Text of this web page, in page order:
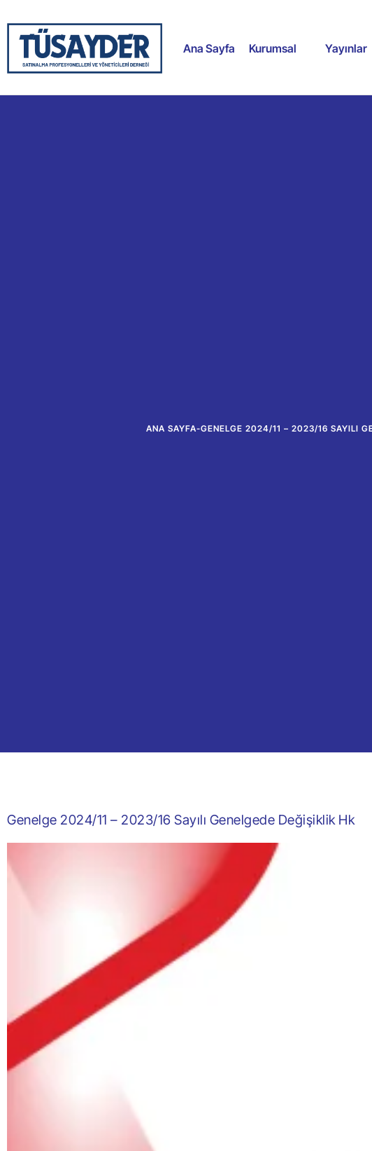
Ana Sayfa Kurumsal Yayınlar
ANA SAYFA-GENELGE 2024/11 – 2023/16 SAYILI
Genelge 2024/11 – 2023/16 Sayılı Genelgede Değişiklik Hk